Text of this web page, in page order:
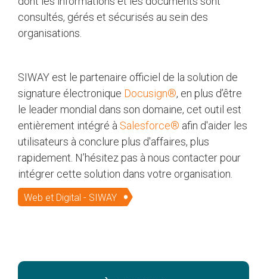
consultés, gérés et sécurisés au sein des
organisations.
SIWAY est le partenaire officiel de la solution de
signature électronique Docusign®, en plus d’être
le leader mondial dans son domaine, cet outil est
entièrement intégré à Salesforce® afin d'aider les
utilisateurs à conclure plus d'affaires, plus
rapidement. N’hésitez pas à nous contacter pour
intégrer cette solution dans votre organisation.
Web et Digital - SIWAY